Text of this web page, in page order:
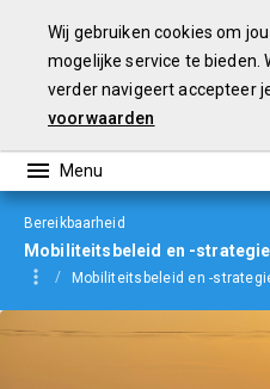
Wij gebruiken cookies om
mogelijke service te bieden.
verder navigeert accepteer
voorwaarden
Bereikbaarheid
Mobiliteitsbeleid en -
Mobiliteitsbeleid en -